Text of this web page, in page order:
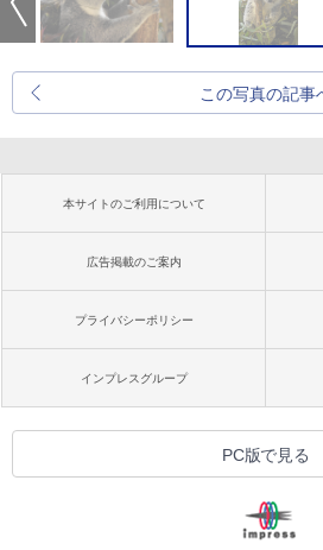
この写真の記事
本サイトのご利用について
広告掲載のご案内
プライバシーポリシー
インプレスグループ
PC版で見る